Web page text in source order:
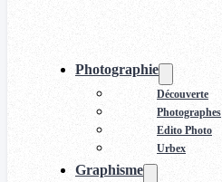
Photographie
Découverte
Photographes
Edito Photo
Urbex
Graphisme